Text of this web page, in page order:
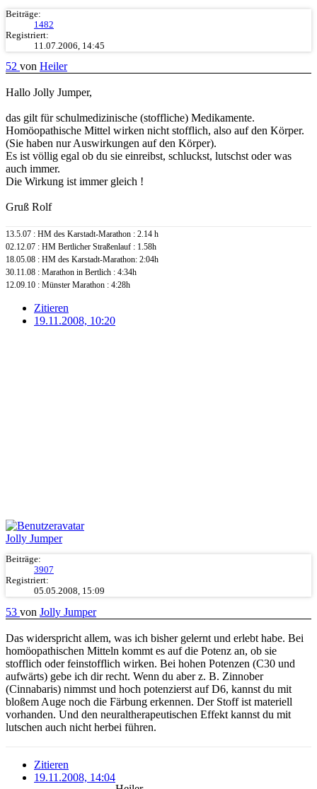
Beiträge:
1482
Registriert:
11.07.2006, 14:45
52 von Heiler
Hallo Jolly Jumper,
das gilt für schulmedizinische (stoffliche) Medikamente.
Homöopathische Mittel wirken nicht stofflich, also auf den Körper.
(Sie haben nur Auswirkungen auf den Körper).
Es ist völlig egal ob du sie einreibst, schluckst, lutschst oder was
auch immer.
Die Wirkung ist immer gleich !
Gruß Rolf
13.5.07 : HM des Karstadt-Marathon : 2.14 h
02.12.07 : HM Bertlicher Straßenlauf : 1.58h
18.05.08 : HM des Karstadt-Marathon: 2:04h
30.11.08 : Marathon in Bertlich : 4:34h
12.09.10 : Münster Marathon : 4:28h
Zitieren
19.11.2008, 10:20
Jolly Jumper
Beiträge:
3907
Registriert:
05.05.2008, 15:09
53 von Jolly Jumper
Das widerspricht allem, was ich bisher gelernt und erlebt habe. Bei
homöopathischen Mitteln kommt es auf die Potenz an, ob sie
stofflich oder feinstofflich wirken. Bei hohen Potenzen (C30 und
aufwärts) gebe ich dir recht. Wenn du aber z. B. Zinnober
(Cinnabaris) nimmst und hoch potenzierst auf D6, kannst du mit
bloßem Auge noch die Färbung erkennen. Der Stoff ist materiell
vorhanden. Und den neuraltherapeutischen Effekt kannst du mit
lutschen auch nicht herbei führen.
Zitieren
19.11.2008, 14:04